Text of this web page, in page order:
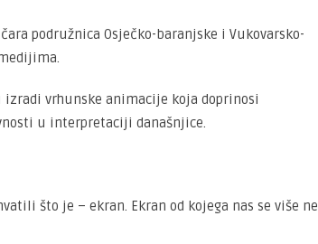
podružnica Osječko-baranjske i Vukovarsko-
vrhunske animacije koja doprinosi
u interpretaciji današnjice.
što je – ekran. Ekran od kojega nas se više ne